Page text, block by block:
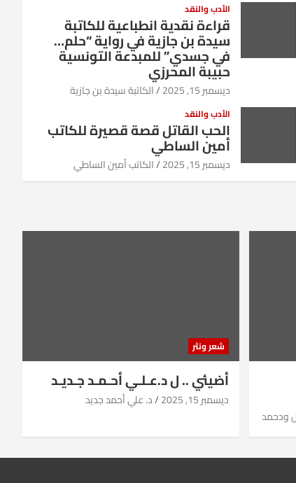
الأدب والنقد
قراءة نقدية انطباعية للكاتبة
سيدة بن جازية في رواية “حلم…
في جسدي” للمبدعة التونسية
حبيبة المحرزي
ديسمبر 15, 2025 الكاتبة سيدة بن جازية
الأدب والنقد
الحب القاتل قصة قصيرة للكاتب
أمين الساطي
ديسمبر 15, 2025 الكاتب أمين الساطي
ودحمد
شعر ونثر
أضيئي .. ل د.عـلـي أحـمـد جـديـد
ديسمبر 15, 2025 د. علي أحمد جديد